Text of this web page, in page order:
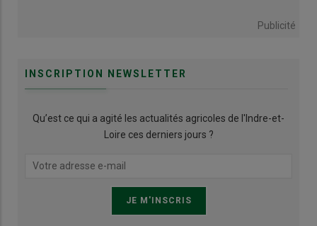
Publicité
INSCRIPTION NEWSLETTER
Qu’est ce qui a agité les actualités agricoles de l'Indre-et-
Loire ces derniers jours ?